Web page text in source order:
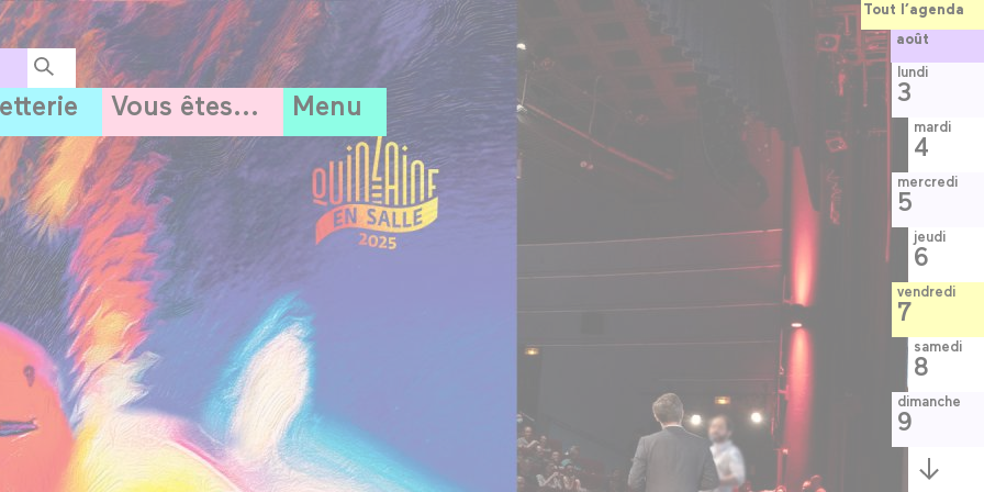
Vous êtes... Menu
Tout l’agenda
août
lundi
3
mardi
4
mercredi
5
jeudi
6
vendredi
7
samedi
8
dimanche
9
Semaine
suivante